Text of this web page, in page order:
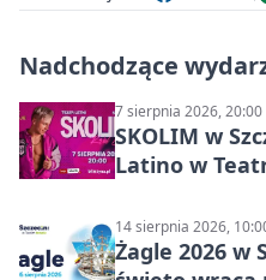
Nadchodzące
7 sierpnia 2026, 20:00
SKOLIM w
Latino w
14 sierpnia 2026,
Żagle 2026 w